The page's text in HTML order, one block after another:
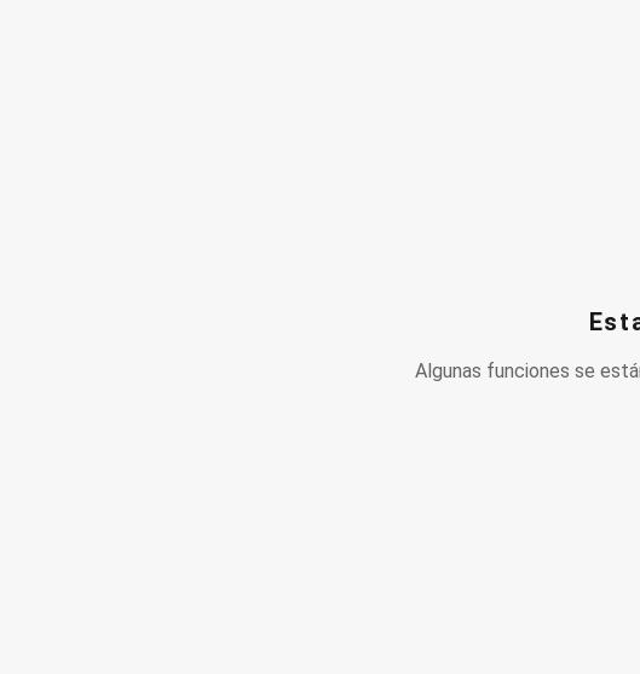
Algunas funciones se